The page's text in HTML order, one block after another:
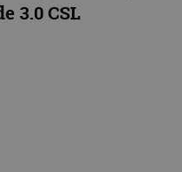
3.0 CSL